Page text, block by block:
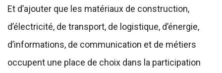
Et d’ajouter que les matériaux de construction,
d’électricité, de transport, de logistique, d’énergie,
d’informations, de communication et de métiers
occupent une place de choix dans la participation